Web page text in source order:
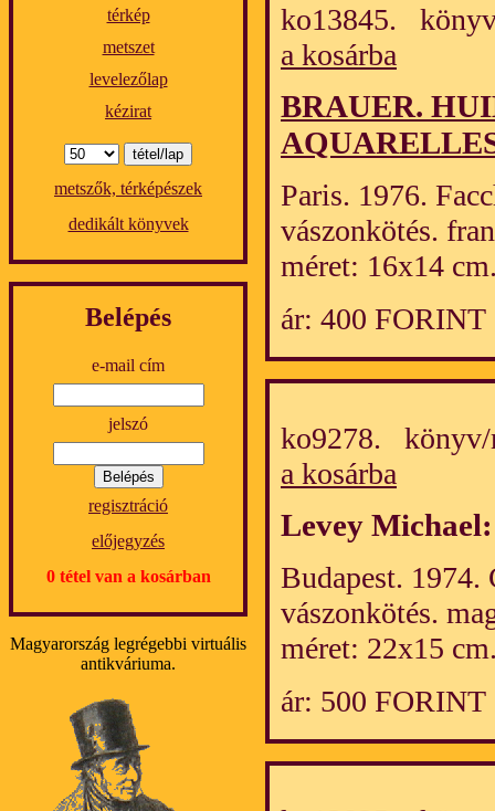
térkép
metszet
levelezőlap
kézirat
metszők, térképészek
dedikált könyvek
Belépés
e-mail cím
jelszó
regisztráció
előjegyzés
0 tétel van a kosárban
Magyarország legrégebbi virtuális
antikváriuma.
ko13845.
a kosárba
BRAUER.
Paris. 1976.
vászonkötés.
méret: 16x14
ár: 400 FORINT
ko9278. könyv/
a kosárba
Levey
Budapest.
vászonkötés.
méret: 22x15
ár: 500 FORINT